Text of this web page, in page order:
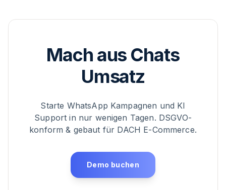
Mach aus Chats
Umsatz
Starte WhatsApp Kampagnen und KI
Support in nur wenigen Tagen. DSGVO-
konform & gebaut für DACH E-Commerce.
Demo buchen